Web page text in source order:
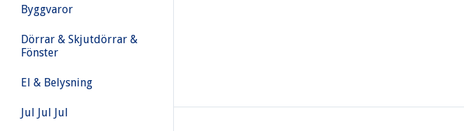
Byggvaror
Dörrar & Skjutdörrar &
Fönster
El & Belysning
Jul Jul Jul